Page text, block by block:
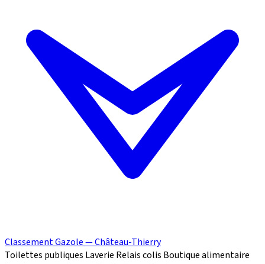
Classement Gazole — Château-Thierry
Toilettes publiques Laverie Relais colis Boutique alimentaire